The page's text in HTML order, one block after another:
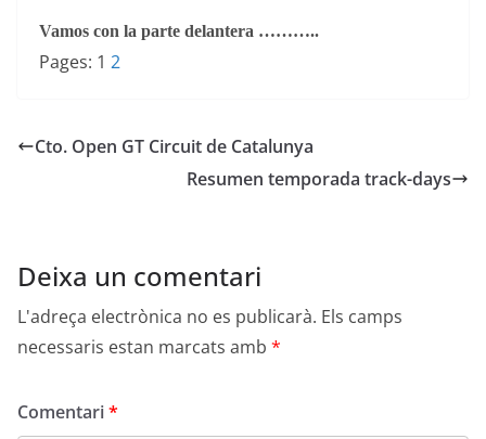
Vamos con la parte delantera ………..
Pages: 1 2
Cto. Open GT Circuit de Catalunya
Resumen temporada track-days
Deixa un comentari
L'adreça electrònica no es publicarà. Els camps
necessaris estan marcats amb *
Comentari*